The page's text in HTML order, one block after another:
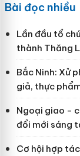
Bài đọc nhiều
Lần đầu tổ
thành Thăng
Bắc Ninh: Xử
giả, thực
Ngoại giao -
đổi mới sáng
Cơ hội hợp